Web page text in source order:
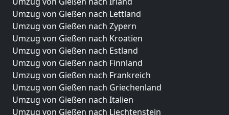
Umzug von Gießen nach Lettland
Umzug von Gießen nach Zypern
Umzug von Gießen nach Kroatien
Umzug von Gießen nach Estland
Umzug von Gießen nach Finnland
Umzug von Gießen nach Frankreich
Umzug von Gießen nach Griechenland
Umzug von Gießen nach Italien
Umzug von Gießen nach Liechtenstein